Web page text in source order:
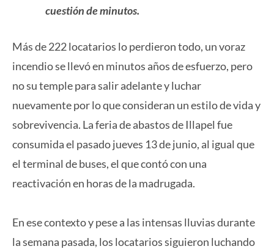
cuestión de minutos.
Más de 222 locatarios lo perdieron todo, un voraz
incendio se llevó en minutos años de esfuerzo, pero
no su temple para salir adelante y luchar
nuevamente por lo que consideran un estilo de vida y
sobrevivencia. La feria de abastos de Illapel fue
consumida el pasado jueves 13 de junio, al igual que
el terminal de buses, el que contó con una
reactivación en horas de la madrugada.
En ese contexto y pese a las intensas lluvias durante
la semana pasada, los locatarios siguieron luchando